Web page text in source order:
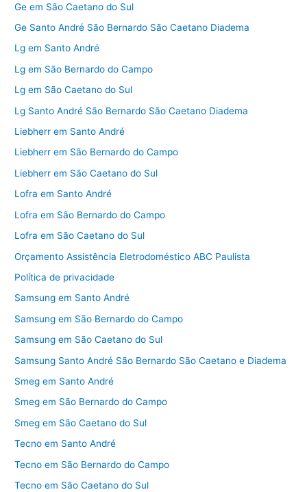
Ge em São Caetano do Sul
Ge Santo André São Bernardo São Caetano Diadema
Lg em Santo André
Lg em São Bernardo do Campo
Lg em São Caetano do Sul
Lg Santo André São Bernardo São Caetano Diadema
Liebherr em Santo André
Liebherr em São Bernardo do Campo
Liebherr em São Caetano do Sul
Lofra em Santo André
Lofra em São Bernardo do Campo
Lofra em São Caetano do Sul
Orçamento Assistência Eletrodoméstico ABC Paulista
Política de privacidade
Samsung em Santo André
Samsung em São Bernardo do Campo
Samsung em São Caetano do Sul
Samsung Santo André São Bernardo São Caetano e Diadema
Smeg em Santo André
Smeg em São Bernardo do Campo
Smeg em São Caetano do Sul
Tecno em Santo André
Tecno em São Bernardo do Campo
Tecno em São Caetano do Sul